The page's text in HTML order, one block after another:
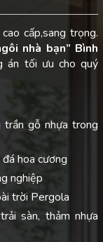
cấp,sang trọng.
nhà bạn” Bình
án tối ưu cho quý
trần gỗ nhựa trong
hoa cương
nghiệp
trời Pergola
sàn, thảm nhựa